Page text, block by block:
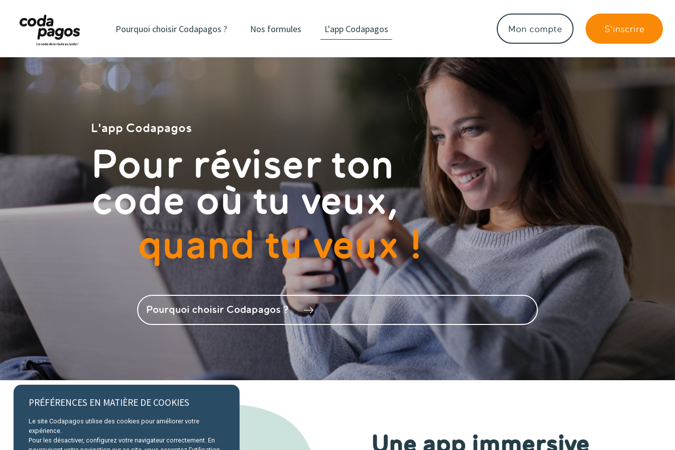
Pourquoi choisir Codapagos ? Nos formules L'app Codapagos Mon compte S'inscrire
L'app Codapagos
Pour réviser ton
code où tu veux,
quand tu veux !
Pourquoi choisir Codapagos ?
Une app immersive
PRÉFÉRENCES EN MATIÈRE DE COOKIES
Le site Codapagos utilise des cookies pour améliorer votre
expérience.
Pour les désactiver, configurez votre navigateur correctement. En